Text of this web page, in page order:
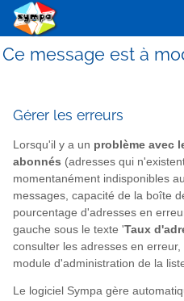
Ce message est à
Gérer les erreurs
Lorsqu'il y a un problème avec
abonnés (adresses qui
momentanément indisponibles
messages, capacité de la boîte
pourcentage d'adresses en
gauche sous le texte 'Taux
consulter les adresses en
module d'administration de la
Le logiciel Sympa gère